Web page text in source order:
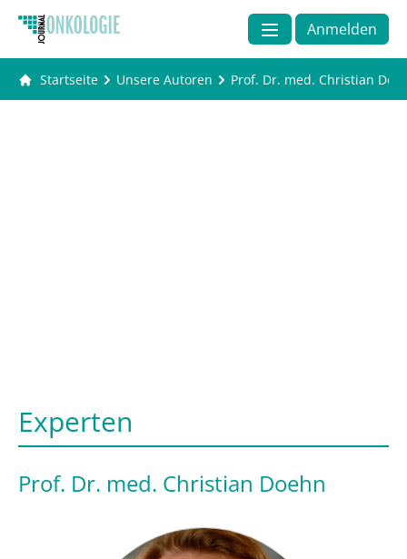
Anmelden
Startseite Unsere Autoren Prof. Dr. med. Christian
Experten
Prof. Dr. med. Christian Doehn